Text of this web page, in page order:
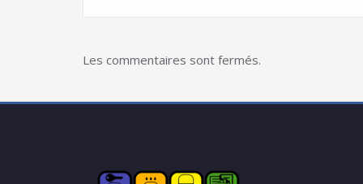
Les commentaires sont fermés.